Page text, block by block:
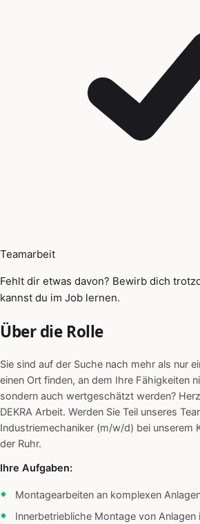
Teamarbeit
Fehlt dir etwas davon? Bewirb dich
kannst du im Job lernen.
Über die Rolle
Sie sind auf der Suche nach mehr als nur
einen Ort finden, an dem Ihre Fähigkeiten
sondern auch wertgeschätzt werden?
DEKRA Arbeit. Werden Sie Teil unseres
Industriemechaniker (m/w/d) bei unserem
der Ruhr.
Ihre Aufgaben:
Montagearbeiten an komplexen
Innerbetriebliche Montage von Anlagen